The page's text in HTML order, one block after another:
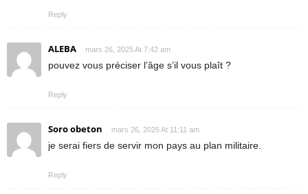
Reply
ALEBA mars 26, 2025 At 7:42 am
pouvez vous préciser l’âge s’il vous plaît ?
Reply
Soro obeton mars 26, 2025 At 11:11 am
je serai fiers de servir mon pays au plan militaire.
Reply